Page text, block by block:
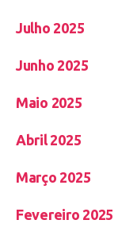
Julho 2025
Junho 2025
Maio 2025
Abril 2025
Março 2025
Fevereiro 2025